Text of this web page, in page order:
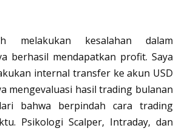
melakukan kesalahan dalam
berhasil mendapatkan profit. Saya
internal transfer ke akun USD
mengevaluasi hasil trading bulanan
bahwa berpindah cara trading
Psikologi Scalper, Intraday, dan